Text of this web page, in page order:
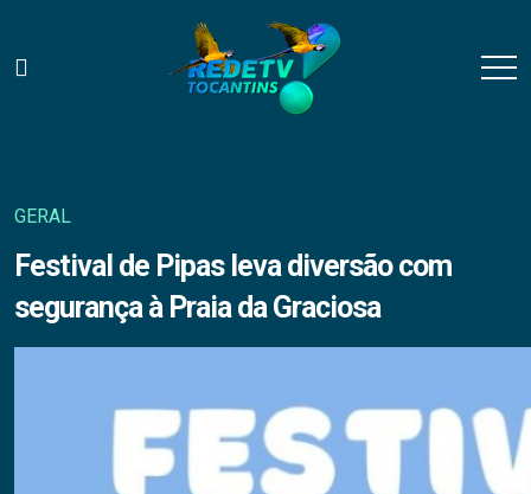
GERAL
Festival de Pipas leva diversão com
segurança à Praia da Graciosa